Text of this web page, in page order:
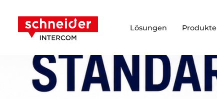
Lösungen Produkte